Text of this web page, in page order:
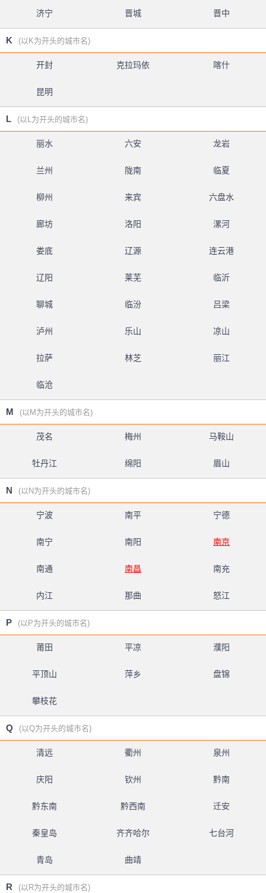
济宁 晋城 晋中
K (以K为开头的城市名)
开封 克拉玛依 喀什
昆明
L (以L为开头的城市名)
丽水 六安 龙岩
兰州 陇南 临夏
柳州 来宾 六盘水
廊坊 洛阳 漯河
娄底 辽源 连云港
辽阳 莱芜 临沂
聊城 临汾 吕梁
泸州 乐山 凉山
拉萨 林芝 丽江
临沧
M (以M为开头的城市名)
茂名 梅州 马鞍山
牡丹江 绵阳 眉山
N (以N为开头的城市名)
宁波 南平 宁德
南宁 南阳 南京
南通 南昌 南充
内江 那曲 怒江
P (以P为开头的城市名)
莆田 平凉 濮阳
平顶山 萍乡 盘锦
攀枝花
Q (以Q为开头的城市名)
清远 衢州 泉州
庆阳 钦州 黔南
黔东南 黔西南 迁安
秦皇岛 齐齐哈尔 七台河
青岛 曲靖
R (以R为开头的城市名)